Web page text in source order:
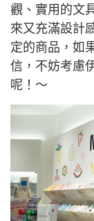
觀、實用的文
來又充滿設計
定的商品，如
信，不妨考慮
呢！～